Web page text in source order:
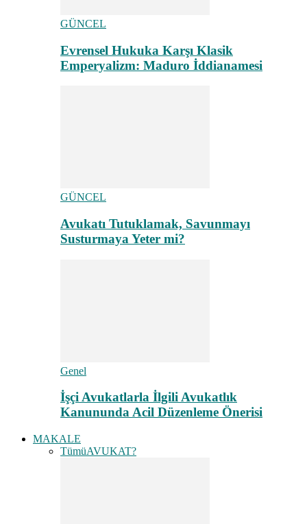
GÜNCEL
Evrensel Hukuka Karşı Klasik
Emperyalizm: Maduro İddianamesi
GÜNCEL
Avukatı Tutuklamak, Savunmayı
Susturmaya Yeter mi?
Genel
İşçi Avukatlarla İlgili Avukatlık
Kanununda Acil Düzenleme Önerisi
MAKALE
TümüAVUKAT?